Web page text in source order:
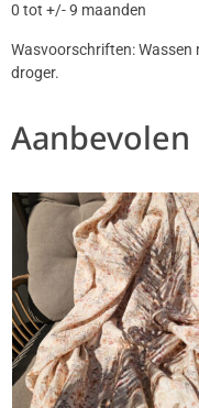
0 tot +/- 9 maanden
Wasvoorschriften: Wassen
droger.